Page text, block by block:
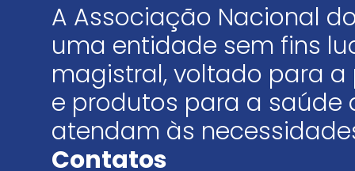
A Associação Nacional
uma entidade sem fins
magistral, voltado para
e produtos para a saúde
atendam às
Contatos